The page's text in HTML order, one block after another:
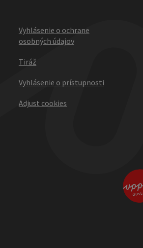
Vyhlásenie o ochrane
osobných údajov
Tiráž
Vyhlásenie o prístupnosti
Adjust cookies